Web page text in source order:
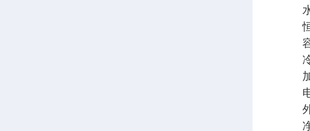
水
恒
容
冷
加
电
外
净